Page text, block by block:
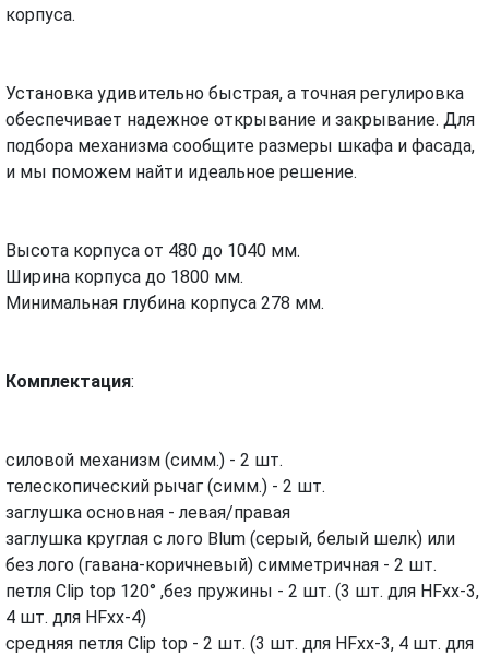
корпуса.
Установка удивительно быстрая, а точная регулировка
обеспечивает надежное открывание и закрывание. Для
подбора механизма сообщите размеры шкафа и фасада,
и мы поможем найти идеальное решение.
Высота корпуса от 480 до 1040 мм.
Ширина корпуса до 1800 мм.
Минимальная глубина корпуса 278 мм.
Комплектация:
силовой механизм (симм.) - 2 шт.
телескопический рычаг (симм.) - 2 шт.
заглушка основная - левая/правая
заглушка круглая с лого Blum (серый, белый шелк) или
без лого (гавана-коричневый) симметричная - 2 шт.
петля Clip top 120° ,без пружины - 2 шт. (3 шт. для HFxx-3,
4 шт. для HFxx-4)
средняя петля Clip top - 2 шт. (3 шт. для HFxx-3, 4 шт. для